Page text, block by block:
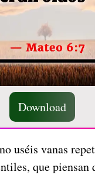
Download
uséis vanas
que piensan